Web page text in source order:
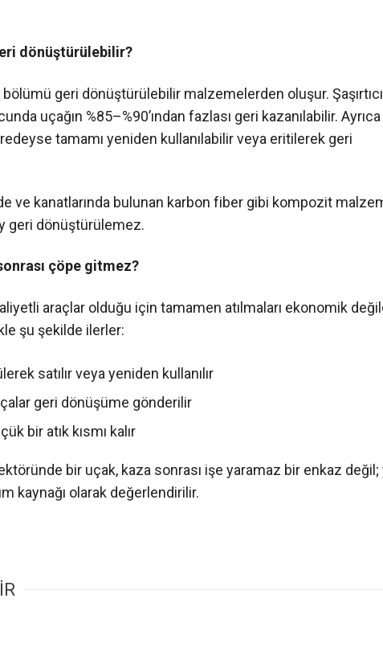
dönüştürülebilir?
geri dönüştürülebilir malzemelerden oluşur.
uçağın %85–%90’ından fazlası geri kazanılabilir.
tamamı yeniden kullanılabilir veya eritilerek geri
ve kanatlarında bulunan karbon fiber gibi kompozit
geri dönüştürülemez.
çöpe gitmez?
araçlar olduğu için tamamen atılmaları ekonomik
şu şekilde ilerler:
satılır veya yeniden kullanılır
geri dönüşüme gönderilir
bir atık kısmı kalır
bir uçak, kaza sonrası işe yaramaz bir enkaz
kaynağı olarak değerlendirilir.